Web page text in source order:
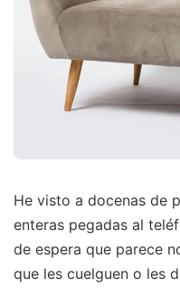
He visto a docenas de
enteras pegadas al
de espera que parece
que les cuelguen o les